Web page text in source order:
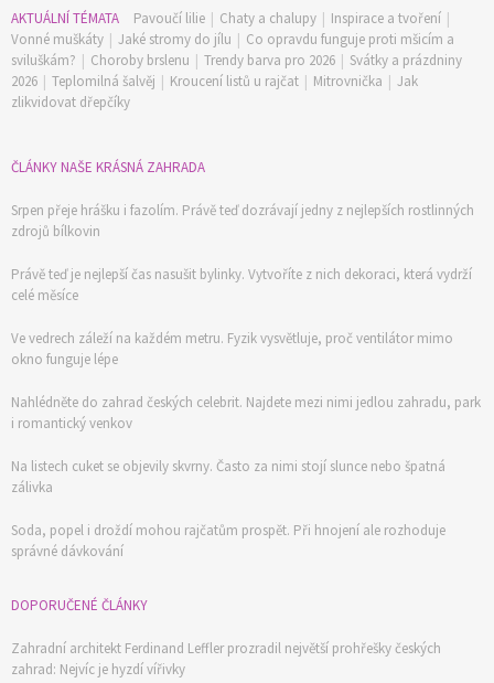
AKTUÁLNÍ TÉMATA Pavoučí lilie | Chaty a chalupy | Inspirace a tvoření |
Vonné muškáty | Jaké stromy do jílu | Co opravdu funguje proti mšicím a
sviluškám? | Choroby brslenu | Trendy barva pro 2026 | Svátky a prázdniny
2026 | Teplomilná šalvěj | Kroucení listů u rajčat | Mitrovnička | Jak
zlikvidovat dřepčíky
ČLÁNKY NAŠE KRÁSNÁ ZAHRADA
Srpen přeje hrášku i fazolím. Právě teď dozrávají jedny z nejlepších rostlinných
zdrojů bílkovin
Právě teď je nejlepší čas nasušit bylinky. Vytvoříte z nich dekoraci, která vydrží
celé měsíce
Ve vedrech záleží na každém metru. Fyzik vysvětluje, proč ventilátor mimo
okno funguje lépe
Nahlédněte do zahrad českých celebrit. Najdete mezi nimi jedlou zahradu, park
i romantický venkov
Na listech cuket se objevily skvrny. Často za nimi stojí slunce nebo špatná
zálivka
Soda, popel i droždí mohou rajčatům prospět. Při hnojení ale rozhoduje
správné dávkování
DOPORUČENÉ ČLÁNKY
Zahradní architekt Ferdinand Leffler prozradil největší prohřešky českých
zahrad: Nejvíc je hyzdí vířivky